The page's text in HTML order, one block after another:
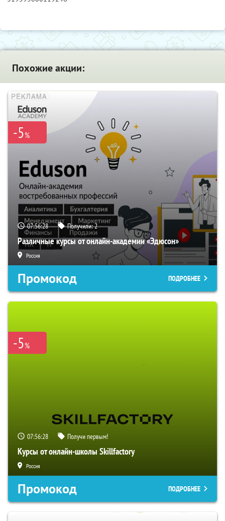
Похожие акции:
-5%
07:56:27 Получили:2
Различные курсы от онлайн-академии «Эдюсон»
Россия
Промокод ПОДРОБНЕЕ
-5%
07:56:27 Получи первым!
Курсы от онлайн-школы Skillfactory
Россия
Промокод ПОДРОБНЕЕ